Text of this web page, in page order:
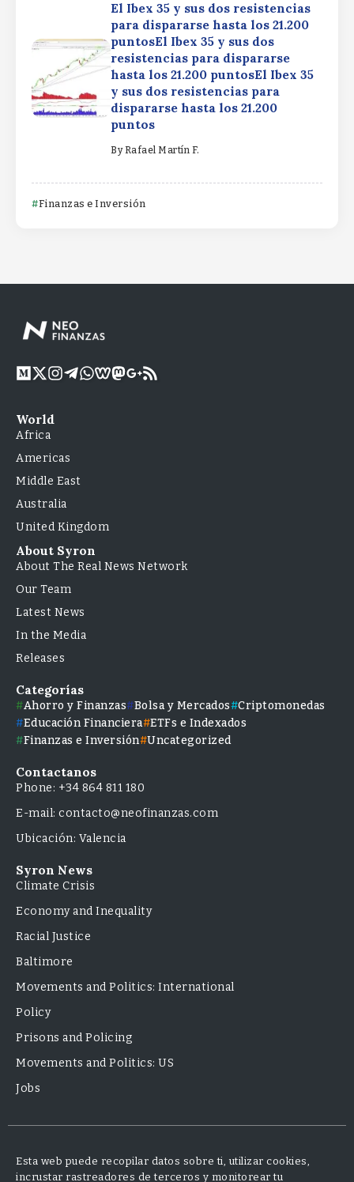
El Ibex 35 y sus dos resistencias
para dispararse hasta los 21.200
puntosEl Ibex 35 y sus dos
resistencias para dispararse
hasta los 21.200 puntosEl Ibex 35
y sus dos resistencias para
dispararse hasta los 21.200
puntos
By Rafael Martín F.
Finanzas e Inversión
World
Africa
Americas
Middle East
Australia
United Kingdom
About Syron
About The Real News Network
Our Team
Latest News
In the Media
Releases
Categorías
Ahorro y Finanzas Bolsa y Mercados
Criptomonedas
Educación Financiera ETFs e Indexados
Finanzas e Inversión Uncategorized
Contactanos
Phone: +34 864 811 180
E-mail: contacto@neofinanzas.com
Ubicación: Valencia
Syron News
Climate Crisis
Economy and Inequality
Racial Justice
Baltimore
Movements and Politics: International
Policy
Prisons and Policing
Movements and Politics: US
Jobs
Esta web puede recopilar datos sobre ti, utilizar cookies,
incrustar rastreadores de terceros y monitorear tu